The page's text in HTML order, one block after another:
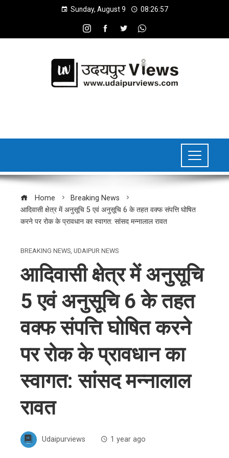
Sunday, August 9 08:26:58
Home
Breaking News
आदिवासी क्षेत्र में अनुसूचि 5 एवं अनुसूचि 6 के तहत वक्फ संपत्ति घोषित
करने पर रोक के प्रावधान का स्वागत: सांसद मन्नालाल रावत
BREAKING NEWS, UDAIPUR NEWS
आदिवासी क्षेत्र में अनुसूचि
5 एवं अनुसूचि 6 के तहत
वक्फ संपत्ति घोषित करने
पर रोक के प्रावधान का
स्वागत: सांसद मन्नालाल
रावत
Udaipurviews 1 year ago